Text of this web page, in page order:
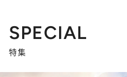
SPECIAL
特集